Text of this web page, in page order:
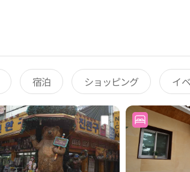
宿泊 ショッピング イ